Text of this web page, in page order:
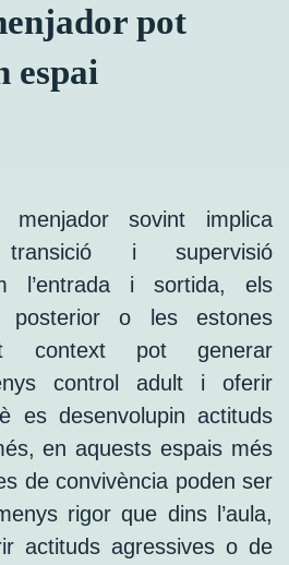
pot
espai
menjador sovint implica
i supervisió
l’entrada i sortida, els
posterior o les estones
context pot generar
control adult i oferir
es desenvolupin actituds
en aquests espais més
de convivència poden ser
rigor que dins l’aula,
actituds agressives o de